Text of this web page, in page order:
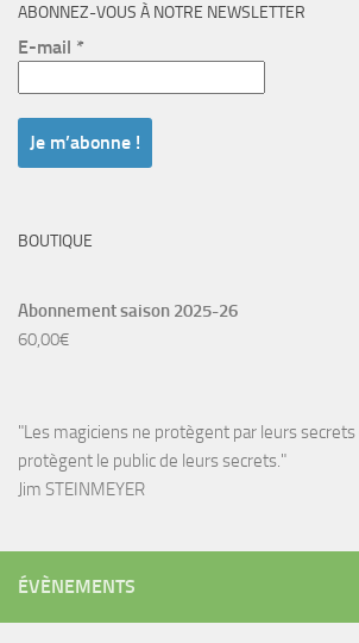
ABONNEZ-VOUS À NOTRE NEWSLETTER
E-mail *
BOUTIQUE
Abonnement saison 2025-26
60,00€
"Les magiciens ne protègent par leurs secrets
protègent le public de leurs secrets."
Jim STEINMEYER
ÉVÈNEMENTS